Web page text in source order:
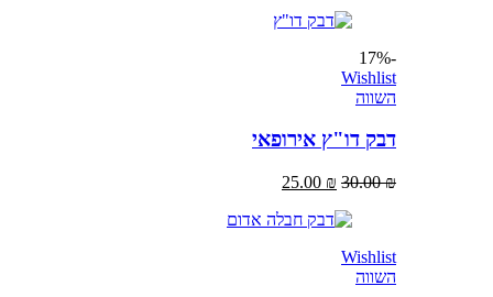
Wishlist
דבק דו"ץ אירופאי
30.00
25.00₪
Wishlist